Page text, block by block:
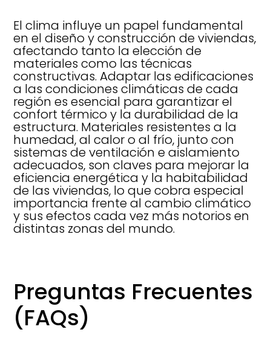
El clima influye un papel fundamental
en el diseño y construcción de viviendas,
afectando tanto la elección de
materiales como las técnicas
constructivas. Adaptar las edificaciones
a las condiciones climáticas de cada
región es esencial para garantizar el
confort térmico y la durabilidad de la
estructura. Materiales resistentes a la
humedad, al calor o al frío, junto con
sistemas de ventilación e aislamiento
adecuados, son claves para mejorar la
eficiencia energética y la habitabilidad
de las viviendas, lo que cobra especial
importancia frente al cambio climático
y sus efectos cada vez más notorios en
distintas zonas del mundo.
Preguntas Frecuentes
(FAQs)